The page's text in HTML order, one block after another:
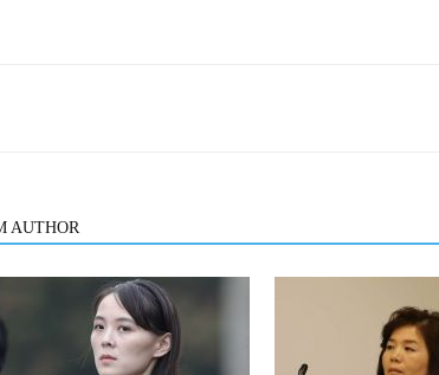
AUTHOR